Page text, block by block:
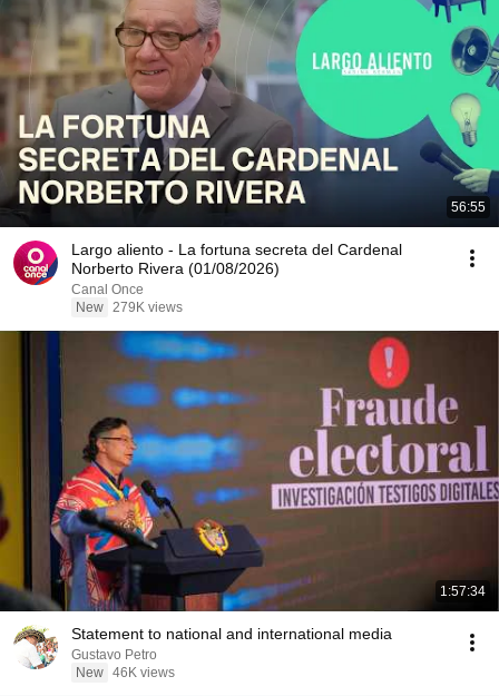
56:55
Largo aliento - La fortuna secreta del Cardenal
Norberto Rivera (01/08/2026)
Canal Once
New 279K views
1:57:34
Statement to national and international media
Gustavo Petro
New 46K views